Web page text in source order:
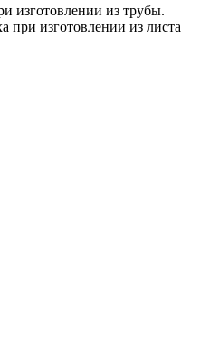
изготовлении из трубы.
при изготовлении из листа